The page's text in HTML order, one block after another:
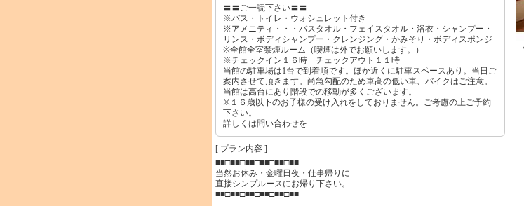
〓〓ご一読下さい〓〓
※バス・トイレ・ウォシュレット付き
※アメニティ・・・バスタオル・フェイスタオル・浴衣・シャンプー・
リンス・ボディシャンプー・クレンジング・かみそり・ボディスポンジ
※全館全室禁煙ルーム（喫煙は外でお願いします。）
※チェックイン１６時 チェックアウト１１時
当館の駐車場は1台で到着順です。ほか近くに駐車スペースあり。当日ご
案内させて頂きます。尚急勾配のため車高の低い車、バイクはご注意。
当館は高台にあり階段での移動が多くございます。
※１６歳以下のお子様の受け入れをしておりません。ご考慮の上ご予約
下さい。
詳しくは問い合わせを
[ プラン内容 ]
■■□■■□■■□■■□■■□■■
当然お休み・金曜日夜・仕事帰りに
直接シンプルースにお帰り下さい。
■■□■■□■■□■■□■■□■■